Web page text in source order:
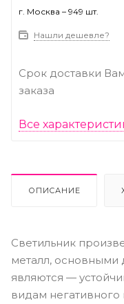
г. Москва – 949 шт.
Нашли дешевле?
Срок доставки
заказа
Все
ОПИСАНИЕ
Светильник
металл, основными
являются —
видам